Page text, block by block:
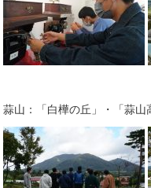
蒜山：「白樺の丘」・「蒜